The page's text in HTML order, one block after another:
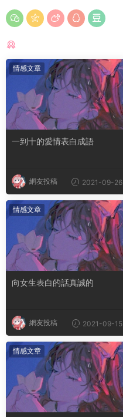
情感文章
一到十的愛情表白成語
網友投稿 2021-09-26
情感文章
向女生表白的話真誠的
網友投稿 2021-09-15
情感文章